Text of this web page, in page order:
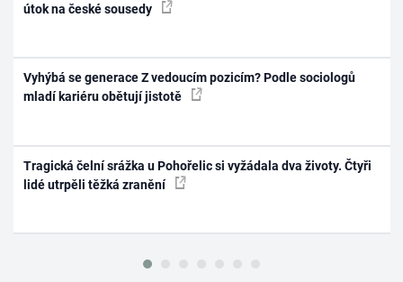
útok na české sousedy
Vyhýbá se generace Z vedoucím pozicím? Podle sociologů
mladí kariéru obětují jistotě
Tragická čelní srážka u Pohořelic si vyžádala dva životy. Čtyři
lidé utrpěli těžká zranění